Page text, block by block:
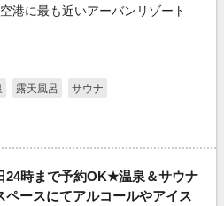
港に最も近いアーバンリゾート
露天風呂 サウナ
24時まで予約OK★温泉＆サウナ
ースにてアルコールやアイス